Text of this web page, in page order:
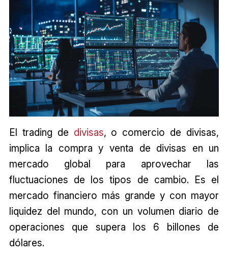
El trading de divisas, o comercio de divisas,
implica la compra y venta de divisas en un
mercado global para aprovechar las
fluctuaciones de los tipos de cambio. Es el
mercado financiero más grande y con mayor
liquidez del mundo, con un volumen diario de
operaciones que supera los 6 billones de
dólares.